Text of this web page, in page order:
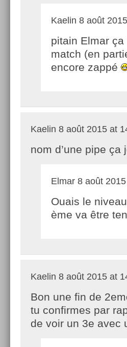
Kaelin 8 août
pitain Elmar
match (en
encore zappé
Kaelin 8 août 2015 at
nom d’une pipe ça
Elmar 8 août
Ouais le
ème va être
Kaelin 8 août 2015 at
Bon une fin de
tu confirmes par
de voir un 3e avec